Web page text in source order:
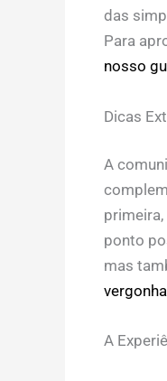
das
Para
nosso
Dicas
A
ponto
mas
A